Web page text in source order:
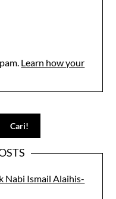
Learn how your
Cari!
Nabi Ismail Alaihis-